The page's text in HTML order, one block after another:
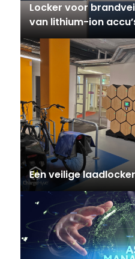
Locker voor
van lithium-ion
Een veilige